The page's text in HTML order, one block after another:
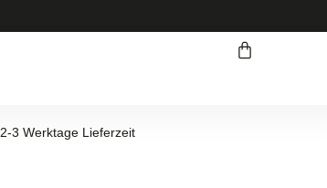
2-3 Werktage Lieferzeit